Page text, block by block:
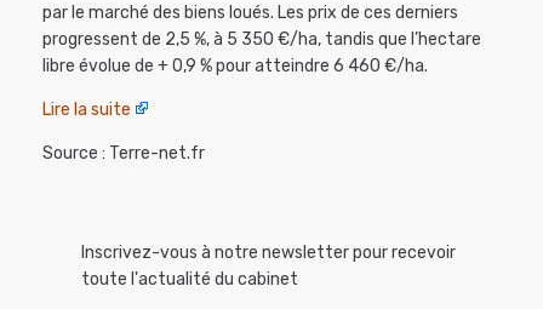
par le marché des biens loués. Les prix de ces derniers
progressent de 2,5 %, à 5 350 €/ha, tandis que l’hectare
libre évolue de + 0,9 % pour atteindre 6 460 €/ha.
Lire la suite
Source : Terre-net.fr
Inscrivez-vous à notre newsletter pour recevoir
toute l'actualité du cabinet